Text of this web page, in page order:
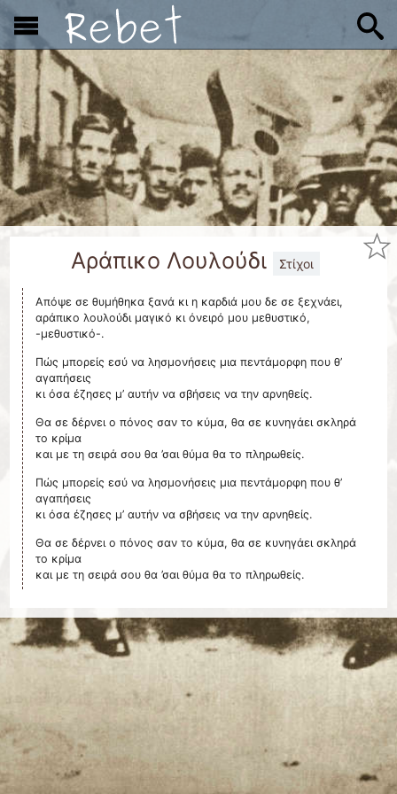
x
Αράπικο Λουλούδι Στίχοι
Απόψε σε θυμήθηκα ξανά κι η καρδιά μου δε σε ξεχνάει,
αράπικο λουλούδι μαγικό κι όνειρό μου μεθυστικό,
-μεθυστικό-.
Πώς μπορείς εσύ να λησμονήσεις μια πεντάμορφη που θ’
αγαπήσεις
κι όσα έζησες μ’ αυτήν να σβήσεις να την αρνηθείς.
Θα σε δέρνει ο πόνος σαν το κύμα, θα σε κυνηγάει σκληρά
το κρίμα
και με τη σειρά σου θα ’σαι θύμα θα το πληρωθείς.
Πώς μπορείς εσύ να λησμονήσεις μια πεντάμορφη που θ’
αγαπήσεις
κι όσα έζησες μ’ αυτήν να σβήσεις να την αρνηθείς.
Θα σε δέρνει ο πόνος σαν το κύμα, θα σε κυνηγάει σκληρά
το κρίμα
και με τη σειρά σου θα ’σαι θύμα θα το πληρωθείς.